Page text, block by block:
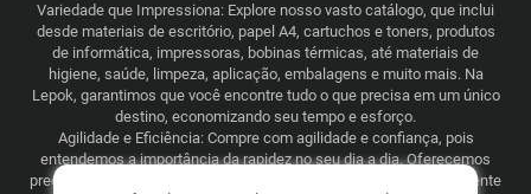
Variedade que Impressiona: Explore nosso vasto catálogo, que inclui
desde materiais de escritório, papel A4, cartuchos e toners, produtos
de informática, impressoras, bobinas térmicas, até materiais de
higiene, saúde, limpeza, aplicação, embalagens e muito mais. Na
Lepok, garantimos que você encontre tudo o que precisa em um único
destino, economizando seu tempo e esforço.
Agilidade e Eficiência: Compre com agilidade e confiança, pois
entendemos a importância da rapidez no seu dia a dia. Oferecemos
preços justos e competitivos, combinados com uma logística eficiente